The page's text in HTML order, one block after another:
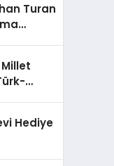
Turan
Hediye